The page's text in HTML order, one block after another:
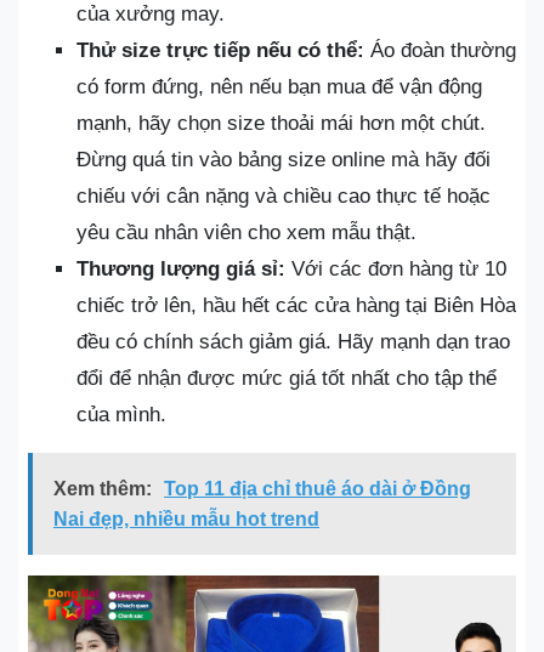
của xưởng may.
Thử size trực tiếp nếu có thể: Áo đoàn thường
có form đứng, nên nếu bạn mua để vận động
mạnh, hãy chọn size thoải mái hơn một chút.
Đừng quá tin vào bảng size online mà hãy đối
chiếu với cân nặng và chiều cao thực tế hoặc
yêu cầu nhân viên cho xem mẫu thật.
Thương lượng giá sỉ: Với các đơn hàng từ 10
chiếc trở lên, hầu hết các cửa hàng tại Biên Hòa
đều có chính sách giảm giá. Hãy mạnh dạn trao
đổi để nhận được mức giá tốt nhất cho tập thể
của mình.
Xem thêm:
Top 11 địa chỉ thuê áo dài ở Đồng
Nai đẹp, nhiều mẫu hot trend